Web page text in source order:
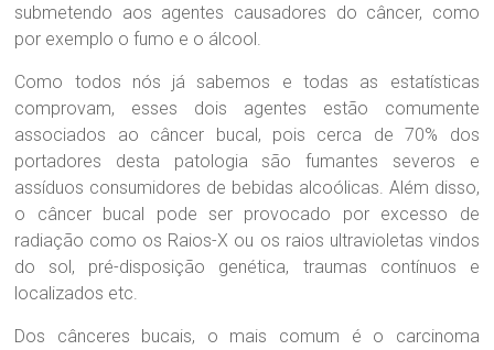
submetendo aos agentes causadores do câncer, como
por exemplo o fumo e o álcool.
Como todos nós já sabemos e todas as estatísticas
comprovam, esses dois agentes estão comumente
associados ao câncer bucal, pois cerca de 70% dos
portadores desta patologia são fumantes severos e
assíduos consumidores de bebidas alcoólicas. Além disso,
o câncer bucal pode ser provocado por excesso de
radiação como os Raios-X ou os raios ultravioletas vindos
do sol, pré-disposição genética, traumas contínuos e
localizados etc.
Dos cânceres bucais, o mais comum é o carcinoma